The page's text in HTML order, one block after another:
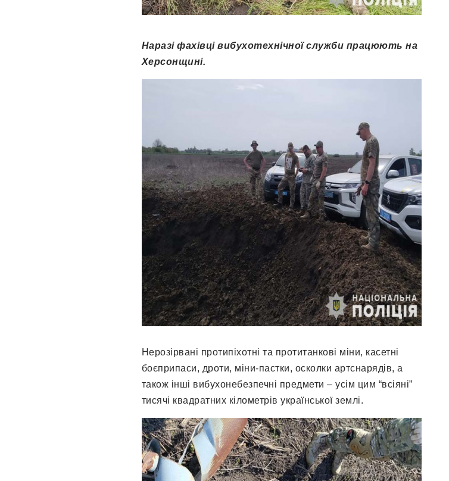
Наразі фахівці вибухотехнічної служби працюють на
Херсонщині.
Нерозірвані протипіхотні та протитанкові міни, касетні
боєприпаси, дроти, міни-пастки, осколки артснарядів, а
також інші вибухонебезпечні предмети – усім цим “всіяні”
тисячі квадратних кілометрів української землі.